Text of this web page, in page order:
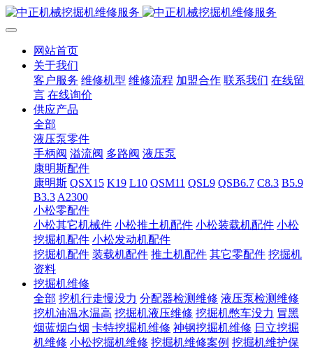
网站首页
关于我们
客户服务 维修机型 维修流程 加盟合作 联系我们 在线留
言 在线询价
供应产品
全部
液压泵零件
手柄阀 溢流阀 多路阀 液压泵
康明斯配件
康明斯 QSX15 K19 L10 QSM11 QSL9 QSB6.7 C8.3 B5.9
B3.3 A2300
小松零配件
小松其它机械件 小松推土机配件 小松装载机配件 小松
挖掘机配件 小松发动机配件
挖掘机配件 装载机配件 推土机配件 其它零配件 挖掘机
资料
挖掘机维修
全部 挖机行走慢没力 分配器检测维修 液压泵检测维修
挖机油温水温高 挖掘机液压维修 挖掘机憋车没力 冒黑
烟蓝烟白烟 卡特挖掘机维修 神钢挖掘机维修 日立挖掘
机维修 小松挖掘机维修 挖掘机维修案例 挖掘机维护保